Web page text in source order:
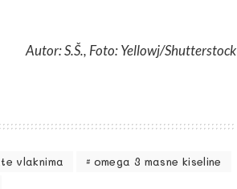
Autor: S.Š., Foto: Yellowj/Shutterstock
vlaknima
omega 3 masne kiseline